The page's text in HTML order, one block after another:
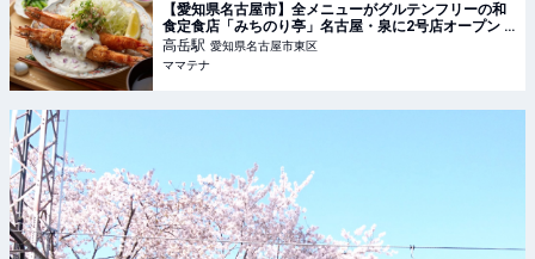
【愛知県名古屋市】全メニューがグルテンフリーの和
食定食店「みちのり亭」名古屋・泉に2号店オープン |
ママテナ
高岳駅 愛知県名古屋市東区
ママテナ